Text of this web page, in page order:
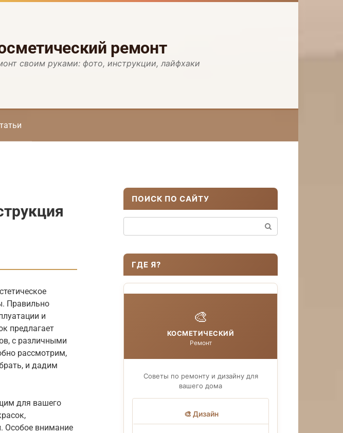
ремонт
своим руками: фото, инструкции, лайфхаки
Правильно
и
предлагает
с различными
рассмотрим,
и дадим
для вашего
Особое внимание
ПОИСК ПО САЙТУ
ГДЕ Я?
🎨
КОСМЕТИЧЕСКИЙ
Ремонт
Советы по ремонту и дизайну для
вашего дома
🎨 Дизайн